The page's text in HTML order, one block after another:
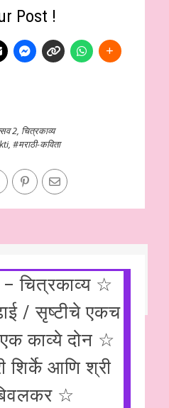
Post !
2, चित्रकाव्य
,#मराठी-कविता
– चित्रकाव्य ☆
/ सृष्टीचे एकच
काव्ये दोन ☆
शिर्के आणि श्री
☆